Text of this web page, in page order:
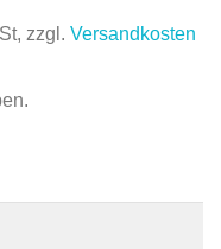
zzgl. Versandkosten